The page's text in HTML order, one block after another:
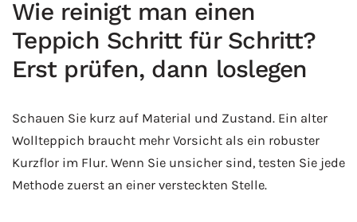
Wie reinigt man einen
Teppich Schritt für Schritt?
Erst prüfen, dann loslegen
Schauen Sie kurz auf Material und Zustand. Ein alter
Wollteppich braucht mehr Vorsicht als ein robuster
Kurzflor im Flur. Wenn Sie unsicher sind, testen Sie jede
Methode zuerst an einer versteckten Stelle.